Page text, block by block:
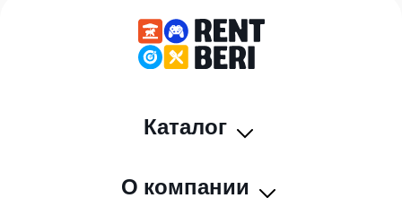
Каталог
О компании